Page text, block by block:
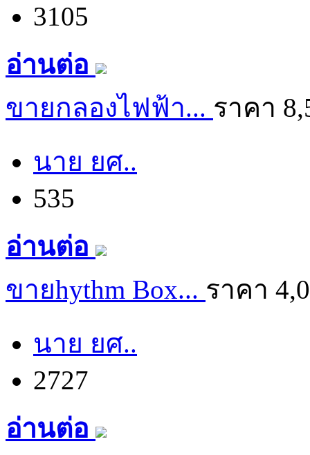
3105
อ่านต่อ
ขายกลองไฟฟ้า... ราคา
นาย ยศ..
535
อ่านต่อ
ขายhythm Box... ราคา
นาย ยศ..
2727
อ่านต่อ